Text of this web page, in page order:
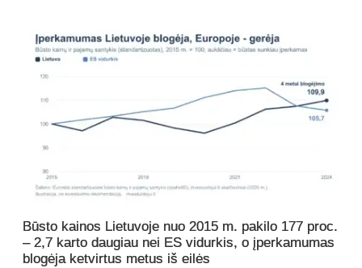
Būsto kainos Lietuvoje nuo 2015 m. pakilo 177 proc.
– 2,7 karto daugiau nei ES vidurkis, o įperkamumas
blogėja ketvirtus metus iš eilės